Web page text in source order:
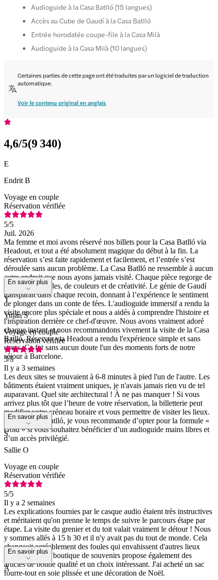
Audioguide à la Casa Batlló (15 langues)
Accès au Cube de Gaudí à la Casa Batlló
Entrée horodatée coupe-file à la Casa Milà
Audioguide à la Casa Milà (10 langues)
Certaines parties de cette page ont été traduites par un logiciel de traduction
automatique.
Voir le contenu original en anglais
4,6/5(9 340)
E
Endrit B
Voyage en couple
Réservation vérifiée
5/5
Juil. 2026
Ma femme et moi avons réservé nos billets pour la Casa Batlló via
Headout, et tout a été absolument magique du début à la fin. La
réservation s’est faite rapidement et facilement, et l’entrée s’est
déroulée sans aucun problème. La Casa Batlló ne ressemble à aucun
autre endroit que nous ayons jamais visité. Chaque pièce regorge de
détails incroyables, de couleurs et de créativité. Le génie de Gaudí
transparaît dans chaque recoin, donnant à l’expérience le sentiment
de plonger dans un conte de fées. L'audioguide immersif a rendu la
visite encore plus spéciale et nous a aidés à comprendre l'histoire et
l'inspiration derrière ce chef-d'œuvre. Nous avons vraiment adoré
chaque instant et nous recommandons vivement la visite de la Casa
Batlló. Réserver via Headout a rendu l'expérience simple et sans
stress. Ce fut sans aucun doute l'un des moments forts de notre
séjour à Barcelone.
En savoir plus
Y
Yujan S
Voyage en couple
Réservation vérifiée
5/5
Il y a 3 semaines
Les deux sites se trouvaient à 6-8 minutes à pied l'un de l'autre. Les
bâtiments étaient vraiment uniques, je n'avais jamais rien vu de tel
auparavant. Quel site architectural ! À ne pas manquer ! Si vous
arrivez plus tôt que l’heure de votre réservation, la billetterie peut
modifier votre créneau horaire et vous permettre de visiter les lieux.
Pour la Casa Batlló, je vous recommande d’opter pour la formule «
Gold » si vous souhaitez bénéficier d’un audioguide mains libres et
d’un accès privilégié.
En savoir plus
S
Sallie O
Voyage en couple
Réservation vérifiée
5/5
Il y a 2 semaines
Les explications fournies par le casque audio étaient très instructives
et méritaient qu'on prenne le temps de suivre le parcours étape par
étape. La visite du grenier et du toit valait vraiment le détour ! Nous
y sommes allés à 15 h 30 et il n'y avait pas du tout de monde. Cela
changeait agréablement des foules qui envahissent d'autres lieux
touristiques. La boutique de souvenirs propose également des
articles de bonne qualité et un choix intéressant. J'ai acheté un sac
fourre-tout en soie plissée et une décoration de Noël.
En savoir plus
A